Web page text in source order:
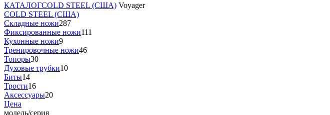
КАТАЛОГCOLD STEEL (США) Voyager
COLD STEEL (США)
Складные ножи287
Фиксированные ножи111
Кухонные ножи9
Тренировочные ножи46
Топоры30
Духовые трубки10
Биты14
Трости16
Аксессуары20
Цена
модель/серия